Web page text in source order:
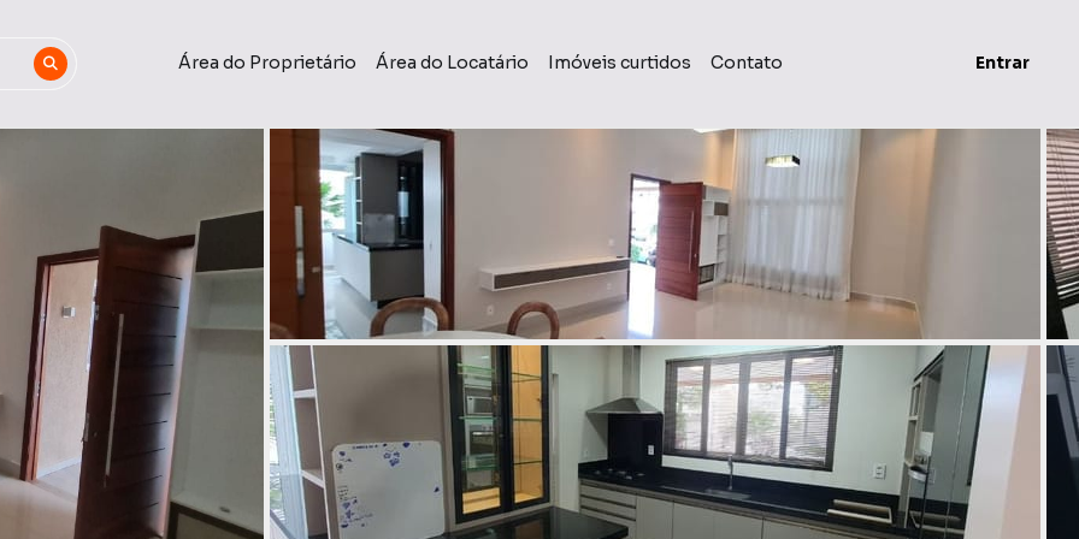
Área do Proprietário Área do Locatário Imóveis curtidos Contato Entrar